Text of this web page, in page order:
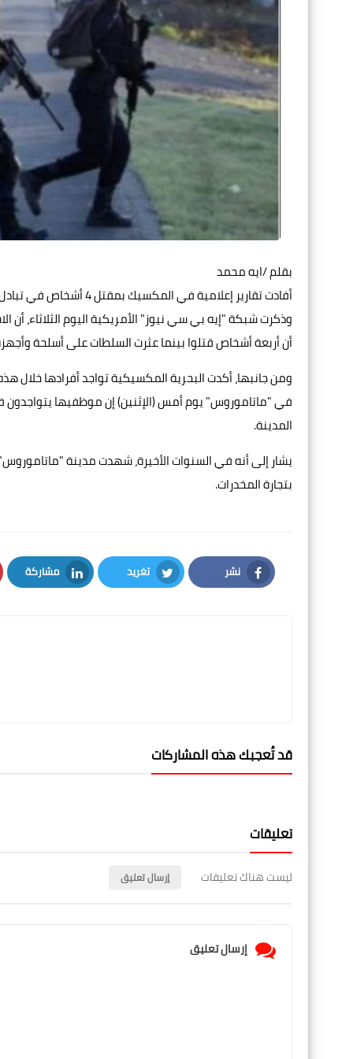
بقلم /ايه محمد
أفادت تقارير إعلامية في المكسيك بمقتل 4 أشخاص في تبادل لإطلاق النار مع أفراد من مشاة البحرية في مدينة "ماتاموروس" الحدودية.
وذكرت شبكة "إيه بي سي نيوز" الأمريكية اليوم الثلاثاء،
أن أربعة أشخاص قتلوا بينما عثرت السلطات على أسلحة
ومن جانبها، أكدت البحرية المكسيكية تواجد أفرادها خلال
في "ماتاموروس" يوم أمس (الإثنين) إن موظفيها
المدينة.
يشار إلى أنه في السنوات الأخيرة، شهدت مدينة
بتجارة المخدرات.
نشر
Facebook
تغريد
Twitter
مشاركة
LinkedIn
قد تُعجبك هذه المشاركات
تعليقات
ليست هناك تعليقات إرسال تعليق
إرسال تعليق